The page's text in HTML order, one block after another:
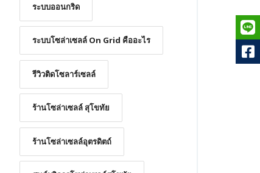
ระบบออนกริด
ระบบโซล่าเซลล์ On Grid คืออะไร
รีวิวติดโซลาร์เซลล์
ร้านโซล่าเซลล์ สุโขทัย
ร้านโซล่าเซลล์อุตรดิตถ์